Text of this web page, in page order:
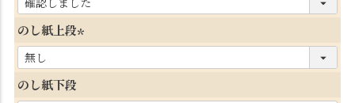
必
のし紙上段
必
のし紙下段